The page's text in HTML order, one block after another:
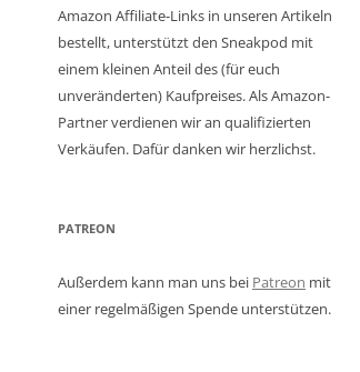
Amazon Affiliate-Links in unseren Artikeln
bestellt, unterstützt den Sneakpod mit
einem kleinen Anteil des (für euch
unveränderten) Kaufpreises. Als Amazon-
Partner verdienen wir an qualifizierten
Verkäufen. Dafür danken wir herzlichst.
PATREON
Außerdem kann man uns bei Patreon mit
einer regelmäßigen Spende unterstützen.